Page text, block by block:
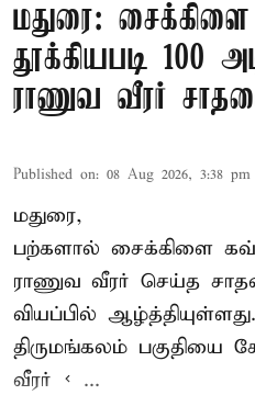
மதுரை:
தூக்கியபடி 100
ராணுவ வீரர்
Published on: 08 Aug 2026, 3:38 pm
மதுரை,
பற்களால் சைக்கிளை
ராணுவ வீரர் செய்த
வியப்பில்
திருமங்கலம் பகுதியை
வீரர் < ...